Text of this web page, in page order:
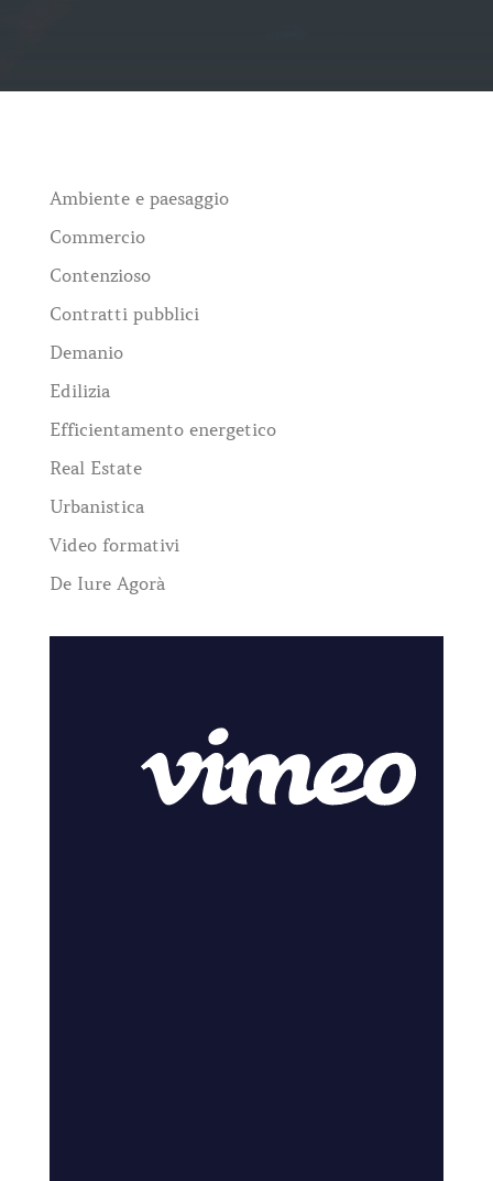
Ambiente e paesaggio
Commercio
Contenzioso
Contratti pubblici
Demanio
Edilizia
Efficientamento energetico
Real Estate
Urbanistica
Video formativi
De Iure Agorà